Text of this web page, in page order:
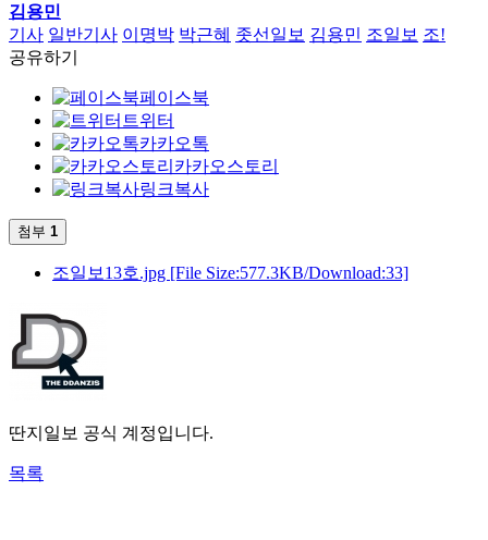
김용민
기사 일반기사 이명박 박근혜 좃선일보 김용민 조일보 조!
공유하기
페이스북
트위터
카카오톡
카카오스토리
링크복사
첨부 1
조일보13호.jpg [File Size:577.3KB/Download:33]
딴지일보 공식 계정입니다.
목록